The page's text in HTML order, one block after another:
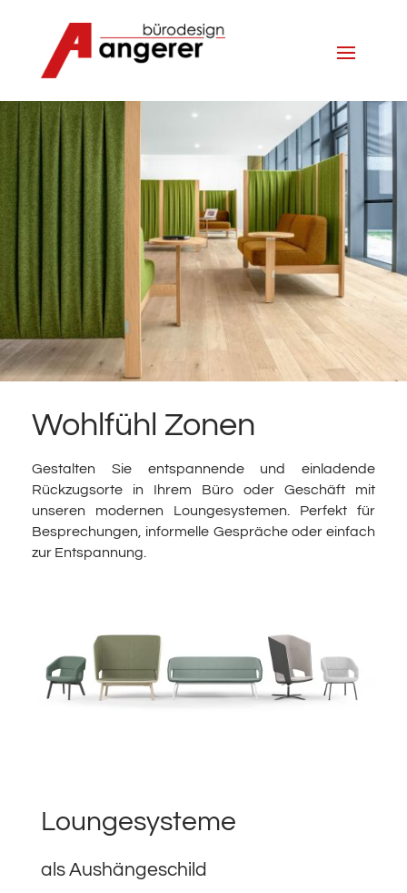
Wohlfühl Zonen
Gestalten Sie entspannende und einladende
Rückzugsorte in Ihrem Büro oder Geschäft mit
unseren modernen Loungesystemen. Perfekt für
Besprechungen, informelle Gespräche oder einfach
zur Entspannung.
Loungesysteme
als Aushängeschild